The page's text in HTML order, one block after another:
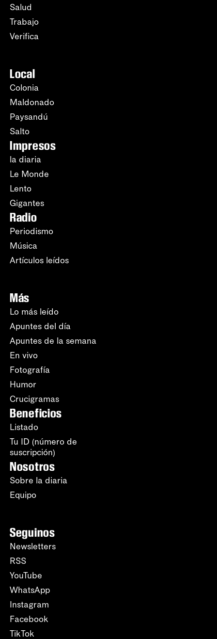
Salud
Trabajo
Verifica
Local
Colonia
Maldonado
Paysandú
Salto
Impresos
la diaria
Le Monde
Lento
Gigantes
Radio
Periodismo
Música
Artículos leídos
Más
Lo más leído
Apuntes del día
Apuntes de la semana
En vivo
Fotografía
Humor
Crucigramas
Beneficios
Listado
Tu ID (número de
suscripción)
Nosotros
Sobre la diaria
Equipo
Seguinos
Newsletters
RSS
YouTube
WhatsApp
Instagram
Facebook
TikTok